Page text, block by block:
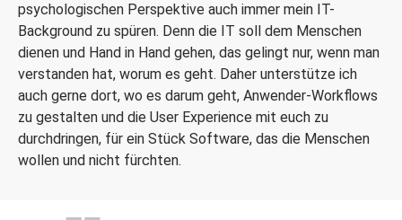
psychologischen Perspektive auch immer mein IT-
Background zu spüren. Denn die IT soll dem Menschen
dienen und Hand in Hand gehen, das gelingt nur, wenn man
verstanden hat, worum es geht. Daher unterstütze ich
auch gerne dort, wo es darum geht, Anwender-Workflows
zu gestalten und die User Experience mit euch zu
durchdringen, für ein Stück Software, das die Menschen
wollen und nicht fürchten.